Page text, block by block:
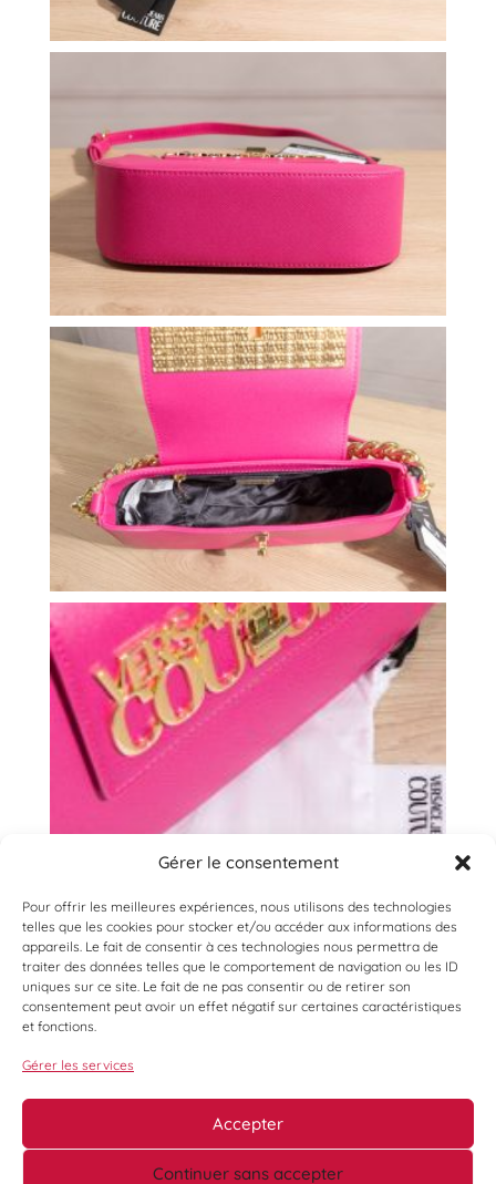
Gérer le consentement
Pour offrir les meilleures expériences, nous utilisons des technologies
telles que les cookies pour stocker et/ou accéder aux informations des
appareils. Le fait de consentir à ces technologies nous permettra de
traiter des données telles que le comportement de navigation ou les ID
uniques sur ce site. Le fait de ne pas consentir ou de retirer son
consentement peut avoir un effet négatif sur certaines caractéristiques
et fonctions.
Gérer les services
Accepter
Continuer sans accepter